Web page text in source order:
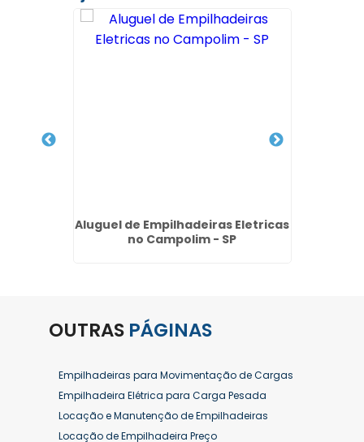
Aluguel de Empilhadeiras Eletricas
no Campolim - SP
OUTRAS PÁGINAS
Empilhadeiras para Movimentação de Cargas
Empilhadeira Elétrica para Carga Pesada
Locação e Manutenção de Empilhadeiras
Locação de Empilhadeira Preço